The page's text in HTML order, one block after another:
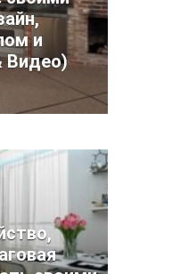
и
Видео)